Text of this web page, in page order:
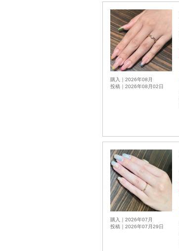
購入｜2026年08月
投稿｜2026年08月02日
購入｜2026年07月
投稿｜2026年07月29日